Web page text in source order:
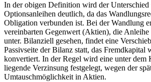
In der obigen Definition wird der Unterschied
Optionsanleihen deutlich, da das
Obligation verbunden ist. Bei der Wandlung
vereinbarten Gegenwert (Aktien), die Anleihe
unter. Bilanziell gesehen, findet eine
Passivseite der Bilanz statt, das Fremdkapital
konvertiert. In der Regel wird eine unter dem
liegende Verzinsung festgelegt, wegen der
Umtauschmöglichkeit in Aktien.